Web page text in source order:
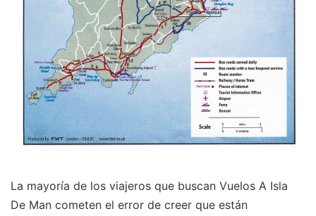
La mayoría de los viajeros que buscan Vuelos A Isla
De Man cometen el error de creer que están